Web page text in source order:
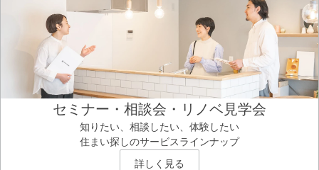
セミナー・相談会・リノベ見学会
知りたい、相談したい、体験したい
住まい探しのサービスラインナップ
詳しく見る